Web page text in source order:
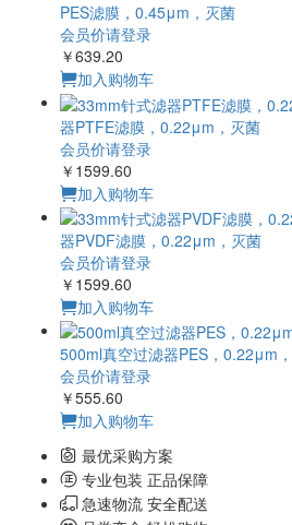
PES滤膜，0.45μm，灭菌
会员价请登录
￥639.20
加入购物车
器PTFE滤膜，0.22μm，灭菌
会员价请登录
￥1599.60
加入购物车
器PVDF滤膜，0.22μm，灭菌
会员价请登录
￥1599.60
加入购物车
500ml真空过滤器PES，0.22μm
会员价请登录
￥555.60
加入购物车
最优采购方案
专业包装 正品保障
急速物流 安全配送